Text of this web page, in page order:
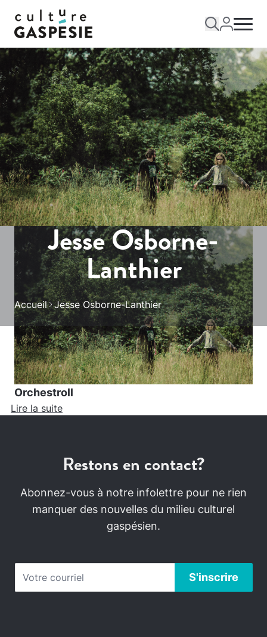
Jesse Osborne-
Lanthier
Accueil Jesse Osborne-Lanthier
Orchestroll
Lire la suite
Restons en contact?
Abonnez-vous à notre infolettre pour ne rien
manquer des nouvelles du milieu culturel
gaspésien.